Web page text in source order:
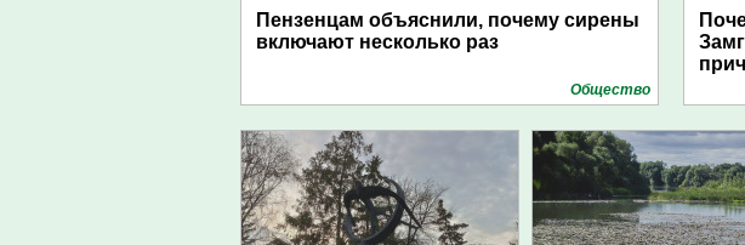
Пензенцам объяснили, почему сирены
включают несколько раз
Общество